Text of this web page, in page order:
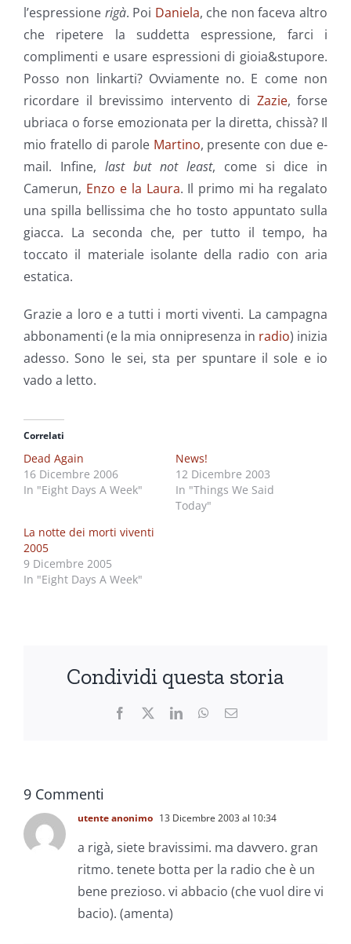
l’espressione rigà. Poi Daniela, che non faceva altro
che ripetere la suddetta espressione, farci i
complimenti e usare espressioni di gioia&stupore.
Posso non linkarti? Ovviamente no. E come non
ricordare il brevissimo intervento di Zazie, forse
ubriaca o forse emozionata per la diretta, chissà? Il
mio fratello di parole Martino, presente con due e-
mail. Infine, last but not least, come si dice in
Camerun, Enzo e la Laura. Il primo mi ha regalato
una spilla bellissima che ho tosto appuntato sulla
giacca. La seconda che, per tutto il tempo, ha
toccato il materiale isolante della radio con aria
estatica.
Grazie a loro e a tutti i morti viventi. La campagna
abbonamenti (e la mia onnipresenza in radio) inizia
adesso. Sono le sei, sta per spuntare il sole e io
vado a letto.
Correlati
Dead Again
16 Dicembre 2006
In "Eight Days A Week"
News!
12 Dicembre 2003
In "Things We Said
Today"
La notte dei morti viventi
2005
9 Dicembre 2005
In "Eight Days A Week"
Condividi questa storia
Facebook LinkedInWhatsApp
Email
9 Commenti
utente anonimo 13 Dicembre 2003 al 10:34
a rigà, siete bravissimi. ma davvero. gran
ritmo. tenete botta per la radio che è un
bene prezioso. vi abbacio (che vuol dire vi
bacio). (amenta)